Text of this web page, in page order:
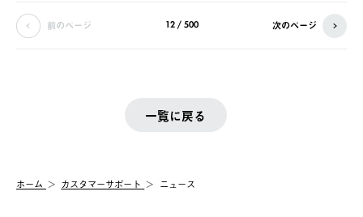
前のページ 12 / 500 次のページ
一覧に戻る
ホーム カスタマーサポート ニュース